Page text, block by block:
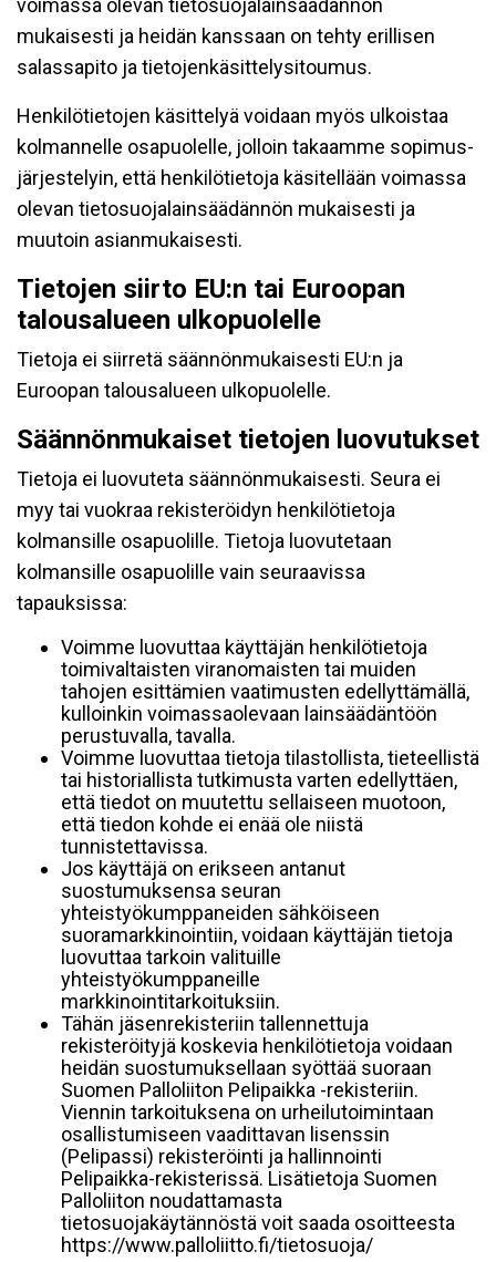
voimassa olevan tietosuojalainsäädännön
mukaisesti ja heidän kanssaan on tehty erillisen
salassapito ja tietojenkäsittelysitoumus.
Henkilötietojen käsittelyä voidaan myös ulkoistaa
kolmannelle osapuolelle, jolloin takaamme sopimus-
järjestelyin, että henkilötietoja käsitellään voimassa
olevan tietosuojalainsäädännön mukaisesti ja
muutoin asianmukaisesti.
Tietojen siirto EU:n tai Euroopan
talousalueen ulkopuolelle
Tietoja ei siirretä säännönmukaisesti EU:n ja
Euroopan talousalueen ulkopuolelle.
Säännönmukaiset tietojen luovutukset
Tietoja ei luovuteta säännönmukaisesti. Seura ei
myy tai vuokraa rekisteröidyn henkilötietoja
kolmansille osapuolille. Tietoja luovutetaan
kolmansille osapuolille vain seuraavissa
tapauksissa:
Voimme luovuttaa käyttäjän henkilötietoja
toimivaltaisten viranomaisten tai muiden
tahojen esittämien vaatimusten edellyttämällä,
kulloinkin voimassaolevaan lainsäädäntöön
perustuvalla, tavalla.
Voimme luovuttaa tietoja tilastollista, tieteellistä
tai historiallista tutkimusta varten edellyttäen,
että tiedot on muutettu sellaiseen muotoon,
että tiedon kohde ei enää ole niistä
tunnistettavissa.
Jos käyttäjä on erikseen antanut
suostumuksensa seuran
yhteistyökumppaneiden sähköiseen
suoramarkkinointiin, voidaan käyttäjän tietoja
luovuttaa tarkoin valituille
yhteistyökumppaneille
markkinointitarkoituksiin.
Tähän jäsenrekisteriin tallennettuja
rekisteröityjä koskevia henkilötietoja voidaan
heidän suostumuksellaan syöttää suoraan
Suomen Palloliiton Pelipaikka -rekisteriin.
Viennin tarkoituksena on urheilutoimintaan
osallistumiseen vaadittavan lisenssin
(Pelipassi) rekisteröinti ja hallinnointi
Pelipaikka-rekisterissä. Lisätietoja Suomen
Palloliiton noudattamasta
tietosuojakäytännöstä voit saada osoitteesta
https://www.palloliitto.fi/tietosuoja/